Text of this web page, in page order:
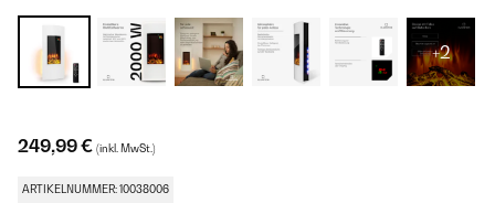
+2
249,99 € (inkl. MwSt.)
ARTIKELNUMMER: 10038006